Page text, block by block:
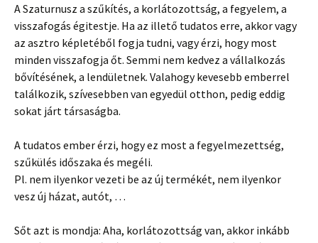
A Szaturnusz a szűkítés, a korlátozottság, a fegyelem, a
visszafogás égitestje. Ha az illető tudatos erre, akkor vagy
az asztro képletéből fogja tudni, vagy érzi, hogy most
minden visszafogja őt. Semmi nem kedvez a vállalkozás
bővítésének, a lendületnek. Valahogy kevesebb emberrel
találkozik, szívesebben van egyedül otthon, pedig eddig
sokat járt társaságba.
A tudatos ember érzi, hogy ez most a fegyelmezettség,
szűkülés időszaka és megéli.
Pl. nem ilyenkor vezeti be az új termékét, nem ilyenkor
vesz új házat, autót, …
Sőt azt is mondja: Aha, korlátozottság van, akkor inkább